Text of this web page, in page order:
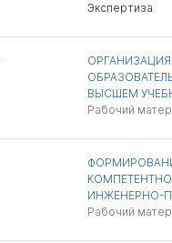
Экспертиза
ВЫСШЕМ
Рабочий
ИНЖЕНЕРНО-
Рабочий